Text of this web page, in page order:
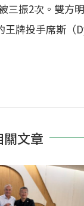
三振2次。雙方
牌投手席斯（
關文章